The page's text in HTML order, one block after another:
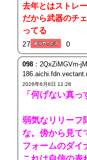
去年とはストレ
だから武器のチ
ってる
27 0
098：2QxZiMGVm-
2026年6月6日 11:28
「何げない真
弱気なリリーフ
な。傍から見て
フォームのダイ